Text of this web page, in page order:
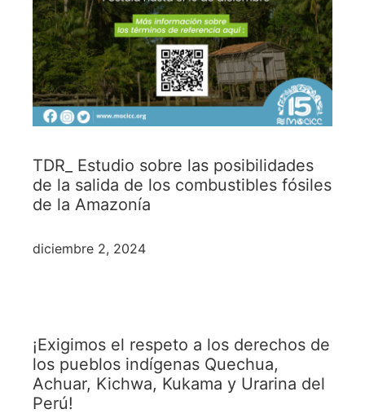
TDR_ Estudio sobre las posibilidades
de la salida de los combustibles fósiles
de la Amazonía
diciembre 2, 2024
¡Exigimos el respeto a los derechos de
los pueblos indígenas Quechua,
Achuar, Kichwa, Kukama y Urarina del
Perú!